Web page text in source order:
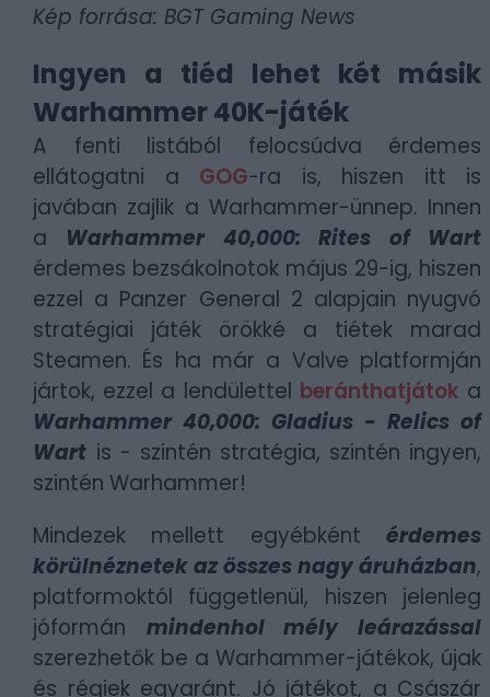
Kép forrása: BGT Gaming News
Ingyen a tiéd lehet két másik
Warhammer 40K-játék
A fenti listából felocsúdva érdemes
ellátogatni a GOG-ra is, hiszen itt is
javában zajlik a Warhammer-ünnep. Innen
a Warhammer 40,000: Rites of Wart
érdemes bezsákolnotok május 29-ig, hiszen
ezzel a Panzer General 2 alapjain nyugvó
stratégiai játék örökké a tiétek marad
Steamen. És ha már a Valve platformján
jártok, ezzel a lendülettel beránthatjátok a
Warhammer 40,000: Gladius - Relics of
Wart is - szintén stratégia, szintén ingyen,
szintén Warhammer!
Mindezek mellett egyébként érdemes
körülnéznetek az összes nagy áruházban,
platformoktól függetlenül, hiszen jelenleg
jóformán mindenhol mély leárazással
szerezhetők be a Warhammer-játékok, újak
és régiek egyaránt. Jó játékot, a Császár